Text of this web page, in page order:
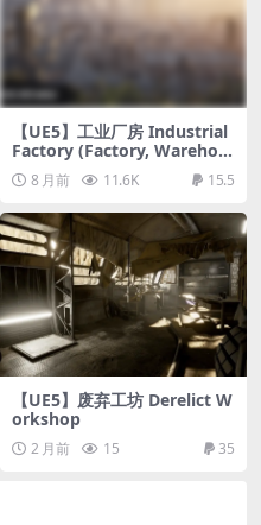
【UE5】工业厂房 Industrial
Factory (Factory, Warehou
se, Industrial Factory, Mod
ular Factory)
8 月前 11.6K 15.5
【UE5】废弃工坊 Derelict W
orkshop
2 月前 15 35